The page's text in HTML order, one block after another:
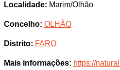
Localidade: Marim/Olhão
Concelho: OLHÃO
Distrito: FARO
Mais informações: https://